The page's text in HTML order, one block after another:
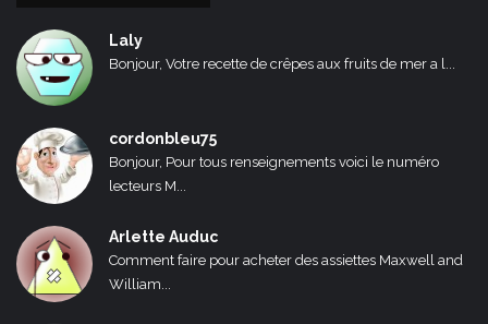
Laly
Bonjour, Votre recette de crêpes aux fruits de mer a l...
cordonbleu75
Bonjour, Pour tous renseignements voici le numéro
lecteurs M...
Arlette Auduc
Comment faire pour acheter des assiettes Maxwell and
William...